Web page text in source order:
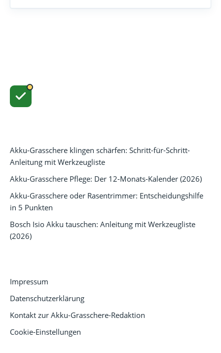
Akku-Grasschere klingen schärfen: Schritt-für-Schritt-
Anleitung mit Werkzeugliste
Akku-Grasschere Pflege: Der 12-Monats-Kalender (2026)
Akku-Grasschere oder Rasentrimmer: Entscheidungshilfe
in 5 Punkten
Bosch Isio Akku tauschen: Anleitung mit Werkzeugliste
(2026)
Impressum
Datenschutzerklärung
Kontakt zur Akku-Grasschere-Redaktion
Cookie-Einstellungen